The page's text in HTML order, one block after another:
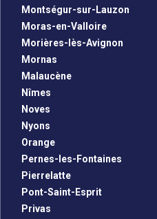
Montségur-sur-Lauzon
Moras-en-Valloire
Morières-lès-Avignon
Mornas
Malaucène
Nîmes
Noves
Nyons
Orange
Pernes-les-Fontaines
Pierrelatte
Pont-Saint-Esprit
Privas